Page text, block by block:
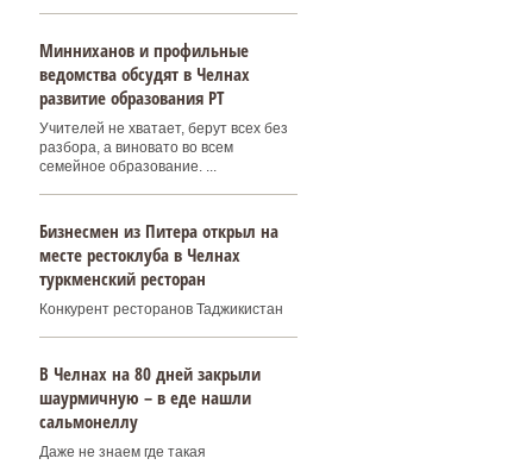
Минниханов и профильные
ведомства обсудят в Челнах
развитие образования РТ
Учителей не хватает, берут всех без
разбора, а виновато во всем
семейное образование. ...
Бизнесмен из Питера открыл на
месте рестоклуба в Челнах
туркменский ресторан
Конкурент ресторанов Таджикистан
В Челнах на 80 дней закрыли
шаурмичную – в еде нашли
сальмонеллу
Даже не знаем где такая